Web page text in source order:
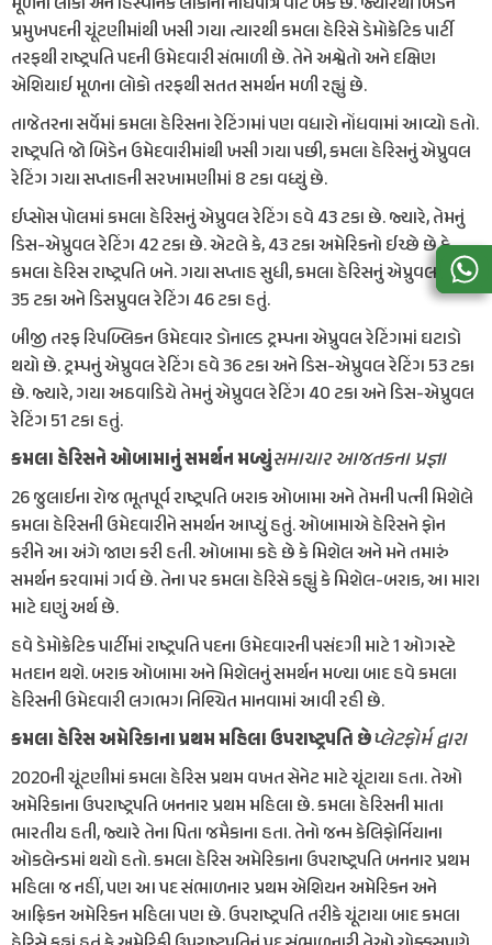
પ્રમુખપદની ચૂંટણીમાંથી ખસી ગયા ત્યારથી કમલા હેરિસે ડેમોક્રેટિક પાર્ટી
તરફથી રાષ્ટ્રપતિ પદની ઉમેદવારી સંભાળી છે. તેને અશ્વેતો અને દક્ષિણ
એશિયાઈ મૂળના લોકો તરફથી સતત સમર્થન મળી રહ્યું છે.
તાજેતરના સર્વેમાં કમલા હેરિસના રેટિંગમાં પણ વધારો નોંધવામાં આવ્યો હતો.
રાષ્ટ્રપતિ જો બિડેન ઉમેદવારીમાંથી ખસી ગયા પછી, કમલા હેરિસનું એપ્રુવલ
રેટિંગ ગયા સપ્તાહની સરખામણીમાં 8 ટકા વધ્યું છે.
ઈપ્સોસ પોલમાં કમલા હેરિસનું એપ્રુવલ રેટિંગ હવે 43 ટકા છે. જ્યારે, તેમનું
ડિસ-એપ્રુવલ રેટિંગ 42 ટકા છે. એટલે કે, 43 ટકા અમેરિકનો ઈચ્છે છે કે
કમલા હેરિસ રાષ્ટ્રપતિ બને. ગયા સપ્તાહ સુધી, કમલા હેરિસનું એપ્રુવલ રેટિંગ
35 ટકા અને ડિસપ્રુવલ રેટિંગ 46 ટકા હતું.
બીજી તરફ રિપબ્લિકન ઉમેદવાર ડોનાલ્ડ ટ્રમ્પના એપ્રુવલ રેટિંગમાં ઘટાડો
થયો છે. ટ્રમ્પનું એપ્રુવલ રેટિંગ હવે 36 ટકા અને ડિસ-એપ્રુવલ રેટિંગ 53 ટકા
છે. જ્યારે, ગયા અઠવાડિયે તેમનું એપ્રુવલ રેટિંગ 40 ટકા અને ડિસ-એપ્રુવલ
રેટિંગ 51 ટકા હતું.
કમલા હેરિસને ઓબામાનું સમર્થન મળ્યું
26 જુલાઈના રોજ ભૂતપૂર્વ રાષ્ટ્રપતિ બરાક ઓબામા અને તેમની પત્ની મિશેલે
કમલા હેરિસની ઉમેદવારીને સમર્થન આપ્યું હતું. ઓબામાએ હેરિસને ફોન
કરીને આ અંગે જાણ કરી હતી. ઓબામા કહે છે કે મિશેલ અને મને તમારું
સમર્થન કરવામાં ગર્વ છે. તેના પર કમલા હેરિસે કહ્યું કે મિશેલ-બરાક, આ મારા
માટે ઘણું અર્થ છે.
હવે ડેમોક્રેટિક પાર્ટીમાં રાષ્ટ્રપતિ પદના ઉમેદવારની પસંદગી માટે 1 ઓગસ્ટે
મતદાન થશે. બરાક ઓબામા અને મિશેલનું સમર્થન મળ્યા બાદ હવે કમલા
હેરિસની ઉમેદવારી લગભગ નિશ્ચિત માનવામાં આવી રહી છે.
કમલા હેરિસ અમેરિકાના પ્રથમ મહિલા ઉપરાષ્ટ્રપતિ છે
2020ની ચૂંટણીમાં કમલા હેરિસ પ્રથમ વખત સેનેટ માટે ચૂંટાયા હતા. તેઓ
અમેરિકાના ઉપરાષ્ટ્રપતિ બનનાર પ્રથમ મહિલા છે. કમલા હેરિસની માતા
ભારતીય હતી, જ્યારે તેના પિતા જમૈકાના હતા. તેનો જન્મ કેલિફોર્નિયાના
ઓકલેન્ડમાં થયો હતો. કમલા હેરિસ અમેરિકાના ઉપરાષ્ટ્રપતિ બનનાર પ્રથમ
મહિલા જ નહીં, પણ આ પદ સંભાળનાર પ્રથમ એશિયન અમેરિકન અને
આફ્રિકન અમેરિકન મહિલા પણ છે. ઉપરાષ્ટ્રપતિ તરીકે ચૂંટાયા બાદ કમલા
સમાચાર આજતકના પ્રજ્ઞા
પ્લેટફોર્મ દ્વારા